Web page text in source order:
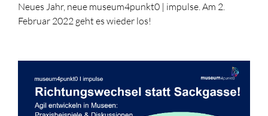
...und mit Enter starten.
Neues Jahr, neue museum4punkt0 | impulse. Am 2.
Februar 2022 geht es wieder los!